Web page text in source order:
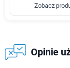
Zobacz
Opinie